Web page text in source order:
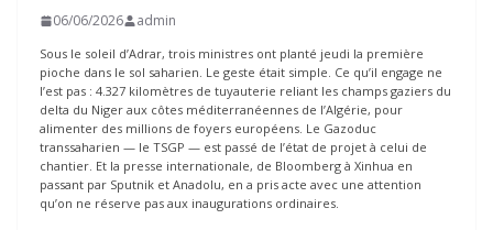
06/06/2026 admin
Sous le soleil d’Adrar, trois ministres ont planté jeudi la première
pioche dans le sol saharien. Le geste était simple. Ce qu’il engage ne
l’est pas : 4.327 kilomètres de tuyauterie reliant les champs gaziers du
delta du Niger aux côtes méditerranéennes de l’Algérie, pour
alimenter des millions de foyers européens. Le Gazoduc
transsaharien — le TSGP — est passé de l’état de projet à celui de
chantier. Et la presse internationale, de Bloomberg à Xinhua en
passant par Sputnik et Anadolu, en a pris acte avec une attention
qu’on ne réserve pas aux inaugurations ordinaires.